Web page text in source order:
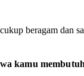
beragam dan
kamu